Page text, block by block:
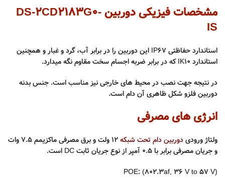
مشخصات فیزیکی دوربین DS-2CD2183G0-
IS
استاندارد حفاظتی IP67 این دوربین را در برابر آب، گرد و غبار و همچنین
استاندارد IK10 که در برابر ضربه اجسام سخت مقاوم نگه میدارد.
در نتیجه جهت نصب در محیط های خارجی نیز مناسب است. جنس بدنه
دوربین فلزو شکل ظاهری آن دام است.
انرژی های مصرفی
ولتاژ ورودیدوربین دام تحت شبکه
۱۲ ولت و برق مصرفی ماکزیمم 7.5 وات
و جریان مصرفی برابر با ۰.۵ آمپر از نوع جریان ثابت DC است.
POE: (802.3af, 36 V to 57 V)